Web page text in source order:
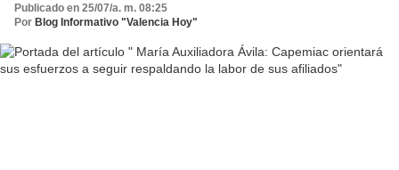
Publicado en 25/07/a. m. 08:25
Por Blog Informativo "Valencia Hoy"